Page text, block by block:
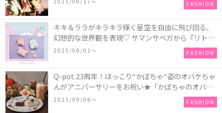
FASHION
キキ＆ララがキラキラ輝く星空を自由に飛び回る、
幻想的な世界観を表現♡ サマンサベガから『リトル
ツインスターズ』50周年アニバーサリーイヤー』を
2025/09/01〜 FASHION
Q-pot.23周年！ほっこり“かぼちゃ“姿のオバケちゃ
んがアニバーサリーをお祝い★「かぼちゃのオバケ
ーキアクセサリー」が新発売！Q-pot CAFE.では
「かぼちゃのオバケーキプレート」も登場
2025/09/06〜 FASHION